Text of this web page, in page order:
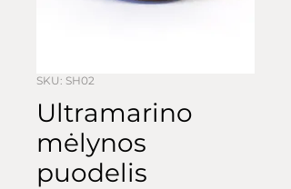
SKU: SH02
Ultramarino
mėlynos
puodelis